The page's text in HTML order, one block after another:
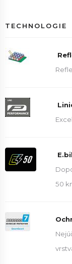
TECHNOLOGIE
50